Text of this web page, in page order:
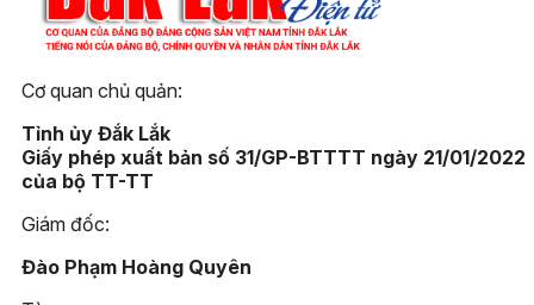
Cơ quan chủ quản:
Tỉnh ủy Đắk Lắk
Giấy phép xuất bản số 31/GP-BTTTT ngày 21/01/2022
của bộ TT-TT
Giám đốc:
Đào Phạm Hoàng Quyên